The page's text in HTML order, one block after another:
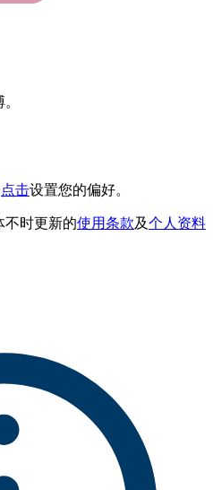
点击设置您的偏好。
不时更新的使用条款及个人资料